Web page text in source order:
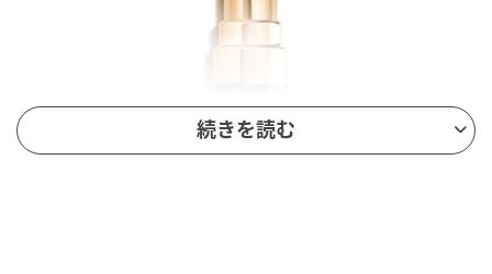
続きを読む